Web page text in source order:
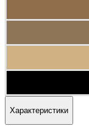
Характеристики